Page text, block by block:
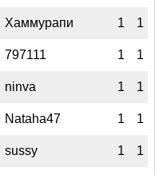
Хаммурапи 1 1
797111 1 1
ninva 1 1
Nataha47 1 1
sussy 1 1